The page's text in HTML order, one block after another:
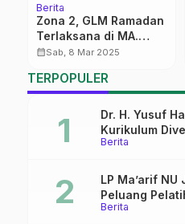
Berita
Zona 2, GLM Ramadan
Terlaksana di MA.
Roudlotusysyubban
calendar_monthSab, 8 Mar 2025
TERPOPULER
Berita
Dr. H. Yusuf
Kurikulum
dalam dunia
Berita
LP Ma’arif
Peluang
Lulusan SMK